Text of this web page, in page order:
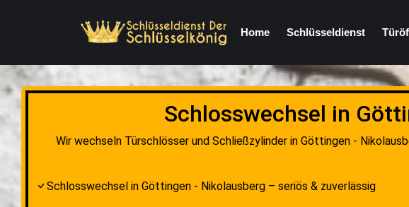
Home Schlüsseldienst
Schlosswechsel in
Wir wechseln Türschlösser und Schließzylinder in Göttingen -
Schlosswechsel in Göttingen - Nikolausberg – seriös & zuverlässig